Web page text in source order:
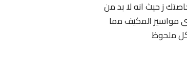
ز حيث انه لا بد من
مواسير المكيف مما
ملحوظ